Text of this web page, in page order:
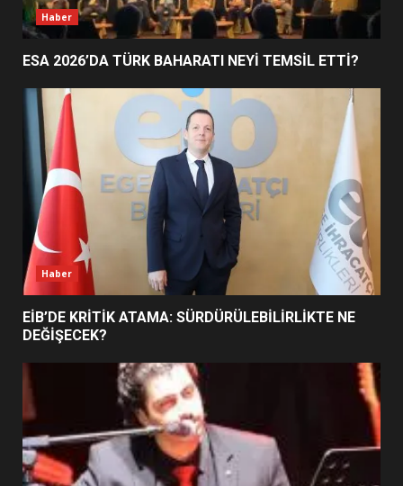
4
5
UZATILDI: NE DEĞİŞTİ?
6
BURHANİYE SATRANÇ
TURNUVASI KAYITLARI NEYİ
DEĞİŞTİRİYOR?
BURHANİYE BELEDİYESPOR’DA
YENİ YÖNETİM NASIL
Haber
ESA 2026’DA TÜRK BAHARATI NEYİ TEMSİL ETTİ?
Haber
EİB’DE KRİTİK ATAMA: SÜRDÜRÜLEBİLİRLİKTE NE
DEĞİŞECEK?